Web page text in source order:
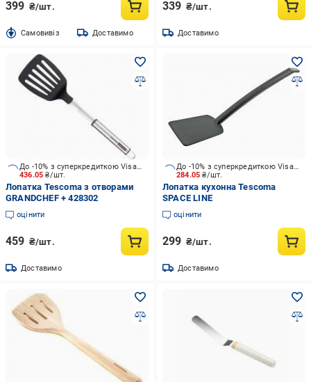
399 ₴/шт.
Cамовивіз Доставимо
339 ₴/шт.
Доставимо
436.05₴/шт.
До -10% з суперкредиткою Visa Вигода
Лопатка Tescoma з отворами
GRANDCHEF + 428302
оцінити
459 ₴/шт.
Доставимо
284.05₴/шт.
До -10% з суперкредиткою Visa Вигода
Лопатка кухонна Tescoma
SPACE LINE
оцінити
299 ₴/шт.
Доставимо